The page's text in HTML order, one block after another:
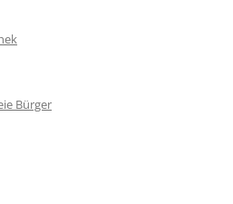
Bürger